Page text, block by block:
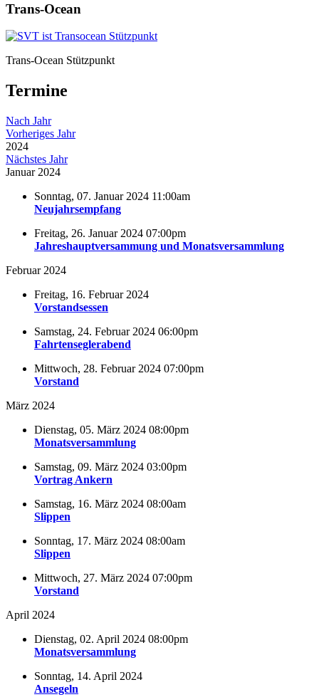
Trans-Ocean
Trans-Ocean Stützpunkt
Termine
Nach Jahr
Vorheriges Jahr
2024
Nächstes Jahr
Januar 2024
Sonntag, 07. Januar 2024 11:00am
Neujahrsempfang
Freitag, 26. Januar 2024 07:00pm
Jahreshauptversammung und Monatsversammlung
Februar 2024
Freitag, 16. Februar 2024
Vorstandsessen
Samstag, 24. Februar 2024 06:00pm
Fahrtenseglerabend
Mittwoch, 28. Februar 2024 07:00pm
Vorstand
März 2024
Dienstag, 05. März 2024 08:00pm
Monatsversammlung
Samstag, 09. März 2024 03:00pm
Vortrag Ankern
Samstag, 16. März 2024 08:00am
Slippen
Sonntag, 17. März 2024 08:00am
Slippen
Mittwoch, 27. März 2024 07:00pm
Vorstand
April 2024
Dienstag, 02. April 2024 08:00pm
Monatsversammlung
Sonntag, 14. April 2024
Ansegeln